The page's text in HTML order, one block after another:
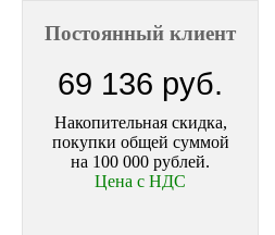
Постоянный клиент
69 136 руб.
Накопительная скидка,
покупки общей суммой
на 100 000 рублей.
Цена с НДС